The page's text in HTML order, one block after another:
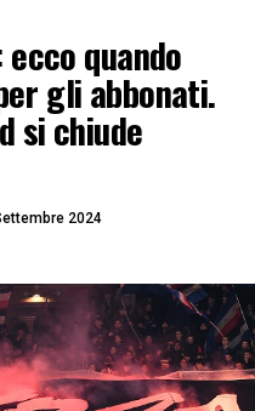
quando
gli abbonati.
si chiude
2024